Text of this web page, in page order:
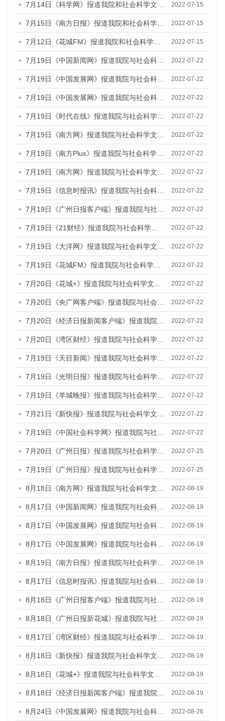
7月14日《科学网》报道我院和社会科学文献出版社联合发布的《广州蓝皮书：广州数字经济发展报告（2022）》的媒体文章 2022-07-15
7月15日《南方日报》报道我院和社会科学文献出版社联合发布的《广州蓝皮书：广州数字经济发展报告（2022）》的媒体文章 2022-07-15
7月12日《花城FM》报道我院和社会科学文献出版社联合发布的《广州蓝皮书：广州数字经济发展报告（2022）》的媒体文章 2022-07-15
7月19日《中国新闻网》报道我院与社会科学文献出版社联合发布《广州蓝皮书：广州城乡融合发展报告(2022)》的媒体文章 2022-07-22
7月19日《中国发展网》报道我院与社会科学文献出版社联合发布《广州蓝皮书：广州城乡融合发展报告(2022)》的媒体文章 2022-07-22
7月19日《中国发展网》报道我院与社会科学文献出版社联合发布《广州蓝皮书：广州城乡融合发展报告(2022)》的媒体文章 2022-07-22
7月19日《时代在线》报道我院与社会科学文献出版社联合发布《广州蓝皮书：广州城乡融合发展报告(2022)》的媒体文章 2022-07-22
7月19日《南方网》报道我院与社会科学文献出版社联合发布《广州蓝皮书：广州城乡融合发展报告(2022)》的媒体文章 2022-07-22
7月19日《南方Plus》报道我院与社会科学文献出版社联合发布《广州蓝皮书：广州城乡融合发展报告(2022)》的媒体文章 2022-07-22
7月19日《南方网》报道我院与社会科学文献出版社联合发布《广州蓝皮书：广州城乡融合发展报告(2022)》的媒体文章 2022-07-22
7月19日《信息时报讯》报道我院与社会科学文献出版社联合发布《广州蓝皮书：广州城乡融合发展报告(2022)》的媒体文章 2022-07-22
7月19日《广州日报客户端》报道我院与社会科学文献出版社联合发布《广州蓝皮书：广州城乡融合发展报告(2022)》的媒体文章 2022-07-22
7月19日《21财经》报道我院与社会科学文献出版社联合发布《广州蓝皮书：广州城乡融合发展报告(2022)》的媒体文章 2022-07-22
7月19日《大洋网》报道我院与社会科学文献出版社联合发布《广州蓝皮书：广州城乡融合发展报告(2022)》的媒体文章 2022-07-22
7月19日《花城FM》报道我院与社会科学文献出版社联合发布《广州蓝皮书：广州城乡融合发展报告(2022)》的媒体文章 2022-07-22
7月20日《花城+》报道我院与社会科学文献出版社联合发布《广州蓝皮书：广州城乡融合发展报告(2022)》的媒体文章 2022-07-22
7月20日《央广网客户端》报道我院与社会科学文献出版社联合发布《广州蓝皮书：广州城乡融合发展报告(2022)》的媒体文章 2022-07-22
7月20日《经济日报新闻客户端》报道我院与社会科学文献出版社联合发布《广州蓝皮书：广州城乡融合发展报告(2022)》的媒体文章 2022-07-22
7月20日《湾区财经》报道我院与社会科学文献出版社联合发布《广州蓝皮书：广州城乡融合发展报告(2022)》的媒体文章 2022-07-22
7月19日《天目新闻》报道我院与社会科学文献出版社联合发布《广州蓝皮书：广州城乡融合发展报告(2022)》的媒体文章 2022-07-22
7月19日《光明日报》报道我院与社会科学文献出版社联合发布《广州蓝皮书：广州城乡融合发展报告(2022)》的媒体文章 2022-07-22
7月19日《羊城晚报》报道我院与社会科学文献出版社联合发布《广州蓝皮书：广州城乡融合发展报告(2022)》的媒体文章 2022-07-22
7月21日《新快报》报道我院与社会科学文献出版社联合发布《广州蓝皮书：广州城乡融合发展报告(2022)》的媒体文章 2022-07-22
7月19日《中国社会科学网》报道我院与社会科学文献出版社联合发布《广州蓝皮书：广州城乡融合发展报告(2022)》的媒体文章 2022-07-22
7月20日《广州日报》报道我院与社会科学文献出版社联合发布《广州蓝皮书：广州城乡融合发展报告(2022)》的媒体文章 2022-07-25
7月19日《广州日报》报道我院与社会科学文献出版社联合发布《广州蓝皮书：广州城乡融合发展报告(2022)》的媒体采访 2022-07-25
8月18日《南方网》报道我院与社会科学文献出版社联合发布的《广州蓝皮书：广州经济发展报告（2022）》的媒体文章 2022-08-19
8月17日《中国新闻网》报道我院与社会科学文献出版社联合发布的《广州蓝皮书：广州经济发展报告（2022）》的媒体文章 2022-08-19
8月17日《中国发展网》报道我院与社会科学文献出版社联合发布的《广州蓝皮书：广州经济发展报告（2022）》的媒体文章 2022-08-19
8月17日《中国发展网》报道我院与社会科学文献出版社联合发布的《广州蓝皮书：广州经济发展报告（2022）》的媒体文章 2022-08-19
8月19日《南方日报》报道我院与社会科学文献出版社联合发布的《广州蓝皮书：广州经济发展报告（2022）》的媒体文章 2022-08-19
8月17日《信息时报讯》报道我院与社会科学文献出版社联合发布的《广州蓝皮书：广州经济发展报告（2022）》的媒体文章 2022-08-19
8月18日《广州日报客户端》报道我院与社会科学文献出版社联合发布的《广州蓝皮书：广州经济发展报告（2022）》的媒体文章 2022-08-19
8月18日《广州日报新花城》报道我院与社会科学文献出版社联合发布的《广州蓝皮书：广州经济发展报告（2022）》的媒体文章 2022-08-19
8月17日《湾区财经》报道我院与社会科学文献出版社联合发布的《广州蓝皮书：广州经济发展报告（2022）》的媒体文章 2022-08-19
8月18日《新快报》报道我院与社会科学文献出版社联合发布的《广州蓝皮书：广州经济发展报告（2022）》的媒体文章 2022-08-19
8月18日《花城+》报道我院与社会科学文献出版社联合发布的《广州蓝皮书：广州经济发展报告（2022）》的媒体文章 2022-08-19
8月18日《经济日报新闻客户端》报道我院与社会科学文献出版社联合发布的《广州蓝皮书：广州经济发展报告（2022）》的媒体文章 2022-08-19
8月24日《中国发展网》报道我院与社会科学文献出版社联合发布《广州蓝皮书：广州城市国际化发展报告（2022）》的媒体文章 2022-08-26